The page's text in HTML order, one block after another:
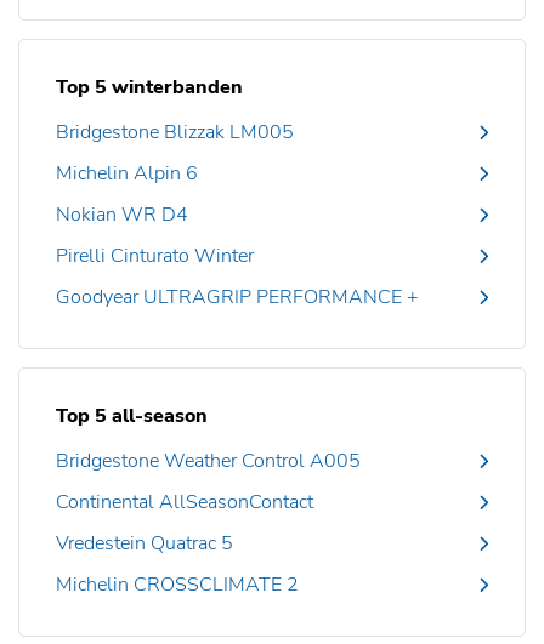
Top 5 winterbanden
Bridgestone Blizzak LM005
Michelin Alpin 6
Nokian WR D4
Pirelli Cinturato Winter
Goodyear ULTRAGRIP PERFORMANCE +
Top 5 all-season
Bridgestone Weather Control A005
Continental AllSeasonContact
Vredestein Quatrac 5
Michelin CROSSCLIMATE 2